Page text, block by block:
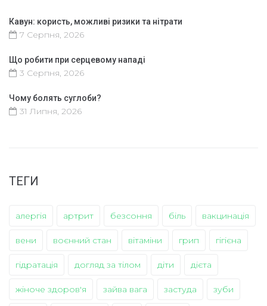
Кавун: користь, можливі ризики та нітрати
7 Серпня, 2026
Що робити при серцевому нападі
3 Серпня, 2026
Чому болять суглоби?
31 Липня, 2026
ТЕГИ
алергія артрит безсоння біль вакцинація
вени воєнний стан вітаміни грип гігієна
гідратація догляд за тілом діти дієта
жіноче здоров'я зайва вага застуда зуби